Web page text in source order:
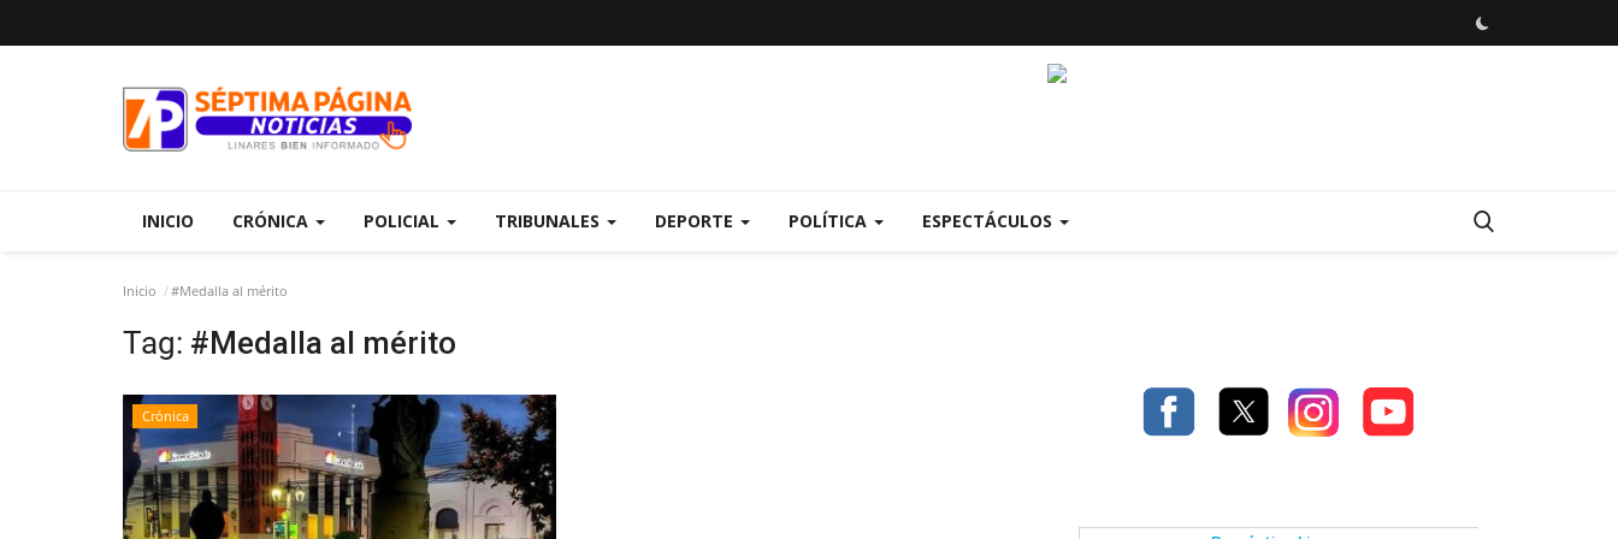
INICIO CRÓNICA POLICIAL TRIBUNALES DEPORTE POLÍTICA ESPECTÁCULOS
Inicio #Medalla al mérito
Tag: #Medalla al mérito
Crónica